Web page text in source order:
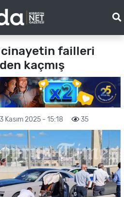
cinayetin failleri
kaçmış
Kasım 2025 - 15:18 35